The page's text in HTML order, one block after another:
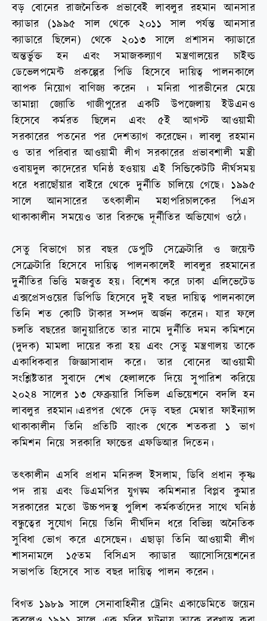
বড় বোনের রাজনৈতিক প্রভাবেই লাবলুর রহমান আনসার
ক্যাডার (১৯৯৫ সাল থেকে ২০১১ সাল পর্যন্ত আনসার
ক্যাডারে ছিলেন) থেকে ২০১৩ সালে প্রশাসন ক্যাডারে
অন্তর্ভুক্ত হন এবং সমাজকল্যাণ মন্ত্রণালয়ের চাইল্ড
ডেভেলপমেন্ট প্রকল্পের পিডি হিসেবে দায়িত্ব পালনকালে
ব্যাপক নিয়োগ বাণিজ্য করেন । মনিরা পারভীনের মেয়ে
তামান্না জ্যোতি গাজীপুরের একটি উপজেলায় ইউএনও
হিসেবে কর্মরত ছিলেন এবং ৫ই আগস্ট আওয়ামী
সরকারের পতনের পর দেশত্যাগ করেছেন। লাবলু রহমান
ও তার পরিবার আওয়ামী লীগ সরকারের প্রভাবশালী মন্ত্রী
ওবায়দুল কাদেরের ঘনিষ্ঠ হওয়ায় এই সিন্ডিকেটটি দীর্ঘসময়
ধরে ধরাছোঁয়ার বাইরে থেকে দুর্নীতি চালিয়ে গেছে। ১৯৯৫
সালে আনসারের তৎকালীন মহাপরিচালকের পিএস
থাকাকালীন সময়েও তার বিরুদ্ধে দূর্নীতির অভিযোগ ওঠে।
সেতু বিভাগে চার বছর ডেপুটি সেক্রেটারি ও জয়েন্ট
সেক্রেটারি হিসেবে দায়িত্ব পালনকালেই লাবলুর রহমানের
দুর্নীতির ভিত্তি মজবুত হয়। বিশেষ করে ঢাকা এলিভেটেড
এক্সপ্রেসওয়ের ডিপিডি হিসেবে দুই বছর দায়িত্ব পালনকালে
তিনি শত কোটি টাকার সম্পদ অর্জন করেন। যার ফলে
চলতি বছরের জানুয়ারিতে তার নামে দুর্নীতি দমন কমিশনে
(দুদক) মামলা দায়ের করা হয় এবং সেতু মন্ত্রণালয় তাকে
একাধিকবার জিজ্ঞাসাবাদ করে। তার বোনের আওয়ামী
সংশ্লিষ্টতার সুবাদে শেখ হেলালকে দিয়ে সুপারিশ করিয়ে
২০২৪ সালের ১৩ ফেব্রুয়ারি সিভিল এভিয়েশনে বদলি হন
লাবলুর রহমান।এরপর থেকে দেড় বছর মেম্বার ফাইন্যান্স
থাকাকালীন তিনি প্রতিটি ব্যাংক থেকে শতকরা ১ ভাগ
কমিশন নিয়ে সরকারি ফান্ডের এফডিআর দিতেন।
তৎকালীন এসবি প্রধান মনিরুল ইসলাম, ডিবি প্রধান কৃষ্ণ
পদ রায় এবং ডিএমপির যুগড়্ম কমিশনার বিপ্লব কুমার
সরকারের মতো উচ্চপদস্থ পুলিশ কর্মকর্তাদের সাথে ঘনিষ্ঠ
বন্ধুত্বের সুযোগ নিয়ে তিনি দীর্ঘদিন ধরে বিভিন্ন অনৈতিক
সুবিধা ভোগ করে এসেছেন। এছাড়া তিনি আওয়ামী লীগ
শাসনামলে ১৫তম বিসিএস ক্যাডার অ্যাসোসিয়েশনের
সভাপতি হিসেবে সাত বছর দায়িত্ব পালন করেন।
বিগত ১৯৮৯ সালে সেনাবাহিনীর ট্রেনিং একাডেমিতে জয়েন